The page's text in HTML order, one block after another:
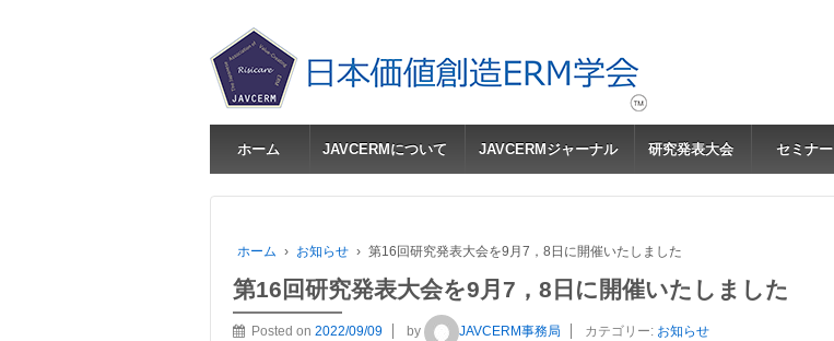
ホーム JAVCERMについて JAVCERMジャーナル 研究発表大会 セミナー
ホーム › お知らせ › 第16回研究発表大会を9月7，8日に開催いたしました
第16回研究発表大会を9月7，8日に開催いたしました
Posted on 2022/09/09 by JAVCERM事務局 カテゴリー: お知らせ